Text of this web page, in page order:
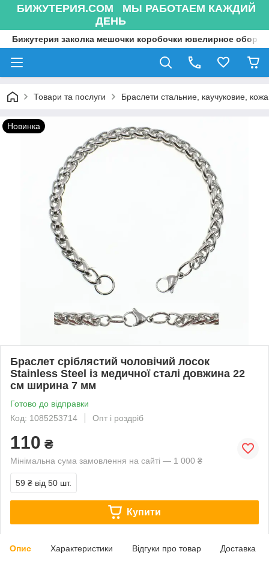
БИЖУТЕРИЯ.COM МЫ РАБОТАЕМ КАЖДИЙ
ДЕНЬ
Бижутерия заколка мешочки коробочки ювелирное
Товари та послуги Браслети стальние, каучуковие,
Новинка
Браслет сріблястий чоловічий лосок
Stainless Steel із медичної сталі довжина 22
см ширина 7 мм
Готово до відправки
Код: 1085253714
Опт і роздріб
110 ₴
Мінімальна сума замовлення на сайті — 1 000 ₴
59 ₴ від 50 шт.
Купити
Опис Характеристики Відгуки про товар Доставка